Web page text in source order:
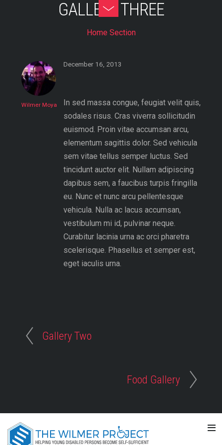
GALLERY THREE
Home Section
Wilmer Moya
December 16, 2013
In sed massa congue, feugiat velit quis,
sodales risus. Cras viverra sollicitudin
euismod. Proin vitae accumsan arcu,
elementum sagittis dolor. Sed vehicula
sem vitae tellus semper luctus. Sed
tincidunt auctor elit. Nullam adipiscing
dapibus sem, a faucibus turpis fringilla
eu. Nunc et nunc arcu pellentesque
vehicula. Nulla ac lacus accumsan,
vestibulum mi id, pulvinar neque.
Curabitur lacinia urna ac orci pharetra
scelerisque. Phasellus et semper est,
eget iaculis urna.
Gallery Two
Food Gallery
Toggle
Footer